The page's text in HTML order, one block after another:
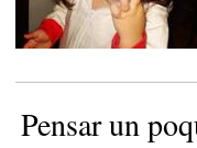
Pensar un